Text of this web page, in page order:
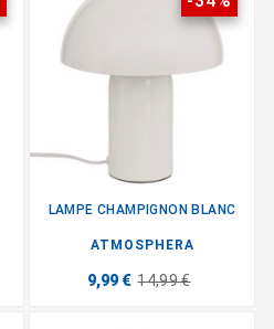
LAMPE CHAMPIGNON BLANC
ATMOSPHERA
9,99 € 14,99 €